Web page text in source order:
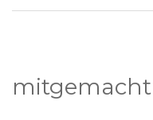
mitgemacht